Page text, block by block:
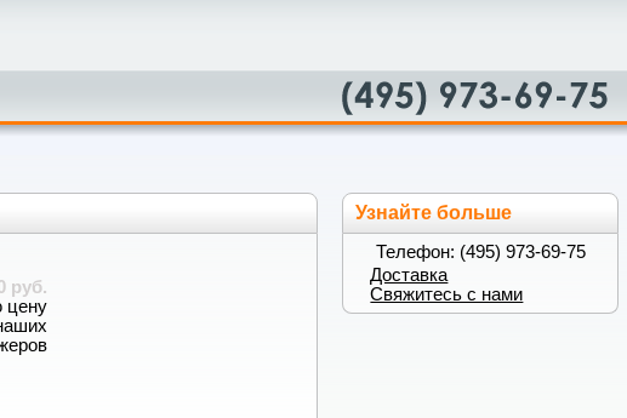
руб.
цену
Узнайте больше
Телефон: (495) 973-69-75
Доставка
Свяжитесь с нами